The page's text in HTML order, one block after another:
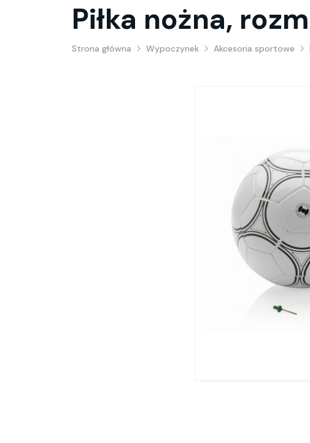
Piłka nożna,
Strona główna Wypoczynek Akcesoria sportowe